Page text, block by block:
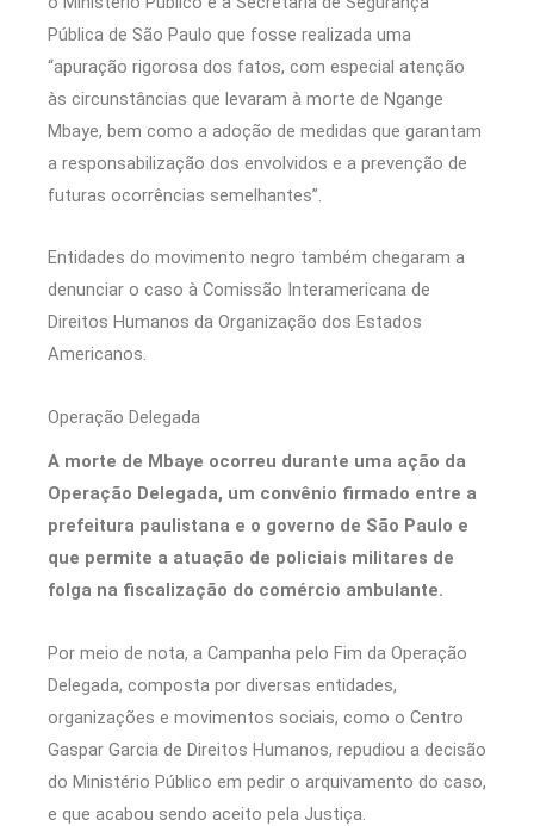
Pública de São Paulo que fosse realizada uma
“apuração rigorosa dos fatos, com especial atenção
às circunstâncias que levaram à morte de Ngange
Mbaye, bem como a adoção de medidas que garantam
a responsabilização dos envolvidos e a prevenção de
futuras ocorrências semelhantes”.
Entidades do movimento negro também chegaram a
denunciar o caso à Comissão Interamericana de
Direitos Humanos da Organização dos Estados
Americanos.
Operação Delegada
A morte de Mbaye ocorreu durante uma ação da
Operação Delegada, um convênio firmado entre a
prefeitura paulistana e o governo de São Paulo e
que permite a atuação de policiais militares de
folga na fiscalização do comércio ambulante.
Por meio de nota, a Campanha pelo Fim da Operação
Delegada, composta por diversas entidades,
organizações e movimentos sociais, como o Centro
Gaspar Garcia de Direitos Humanos, repudiou a decisão
do Ministério Público em pedir o arquivamento do caso,
e que acabou sendo aceito pela Justiça.